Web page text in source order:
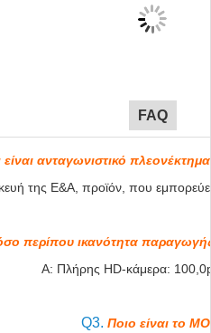
FAQ
είναι ανταγωνιστικό
της Ε&Α, προϊόν, που
περίπου ικανότητα
Α: Πλήρης HD-κάμερα:
Q3. Ποιο είναι το